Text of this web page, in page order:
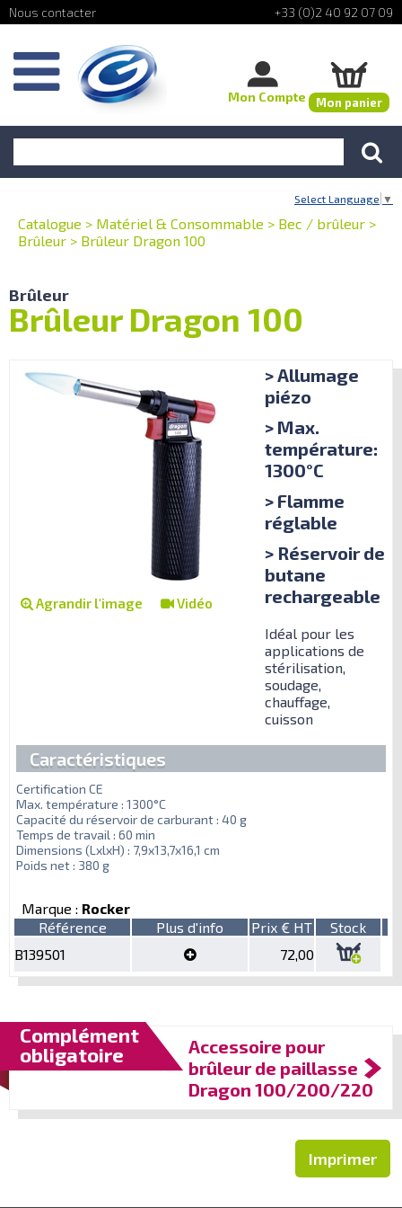
+33 (0)2 40 92 07 09
Mon Compte Mon panier
Select Language ▼
Catalogue > Matériel & Consommable > Bec / brûleur >
Brûleur > Brûleur Dragon 100
Brûleur
Brûleur Dragon 100
Agrandir l'image Vidéo
> Allumage
piézo
> Max.
température:
1300°C
> Flamme
réglable
> Réservoir de
butane
rechargeable
Idéal pour les
applications de
stérilisation,
soudage,
chauffage,
cuisson
Caractéristiques
Certification CE
Max. température : 1300°C
Capacité du réservoir de carburant : 40 g
Temps de travail : 60 min
Dimensions (LxlxH) : 7,9x13,7x16,1 cm
Poids net : 380 g
Marque : Rocker
Référence
Plus d'info Prix € HT
Stock
B139501
72,00
Complément
obligatoire
Accessoire pour
brûleur de paillasse
Dragon 100/200/220
Imprimer